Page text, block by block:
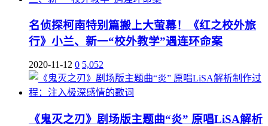
名侦探柯南特别篇搬上大萤幕！《红之校外旅
行》小兰、新一“校外教学”遇连环命案
2020-11-12 0 5,052
《鬼灭之刃》剧场版主题曲“炎” 原唱LiSA解析